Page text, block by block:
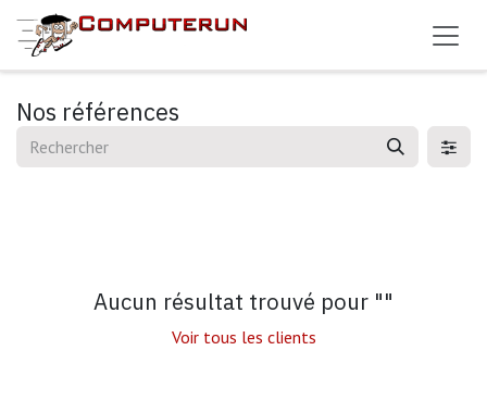
Se rendre au contenu
Nos références
Aucun résultat trouvé pour ""
Voir tous les clients